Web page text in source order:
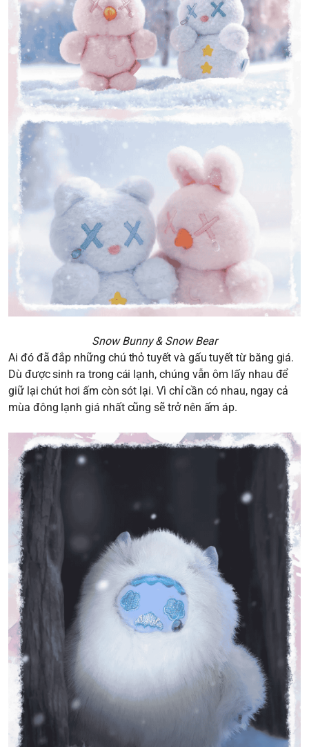
Snow Bunny & Snow Bear
Ai đó đã đắp những chú thỏ tuyết và gấu tuyết từ băng giá.
Dù được sinh ra trong cái lạnh, chúng vẫn ôm lấy nhau để
giữ lại chút hơi ấm còn sót lại. Vì chỉ cần có nhau, ngay cả
mùa đông lạnh giá nhất cũng sẽ trở nên ấm áp.